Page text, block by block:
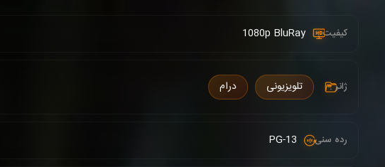
کیفیت : 1080p BluRay
ژانر : تلویزیونی درام
رده سنی : PG-13